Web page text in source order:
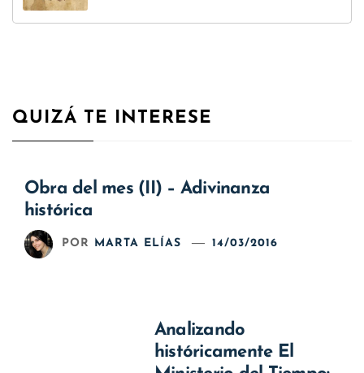
QUIZÁ TE INTERESE
Obra del mes (II) – Adivinanza
histórica
POR MARTA ELÍAS 14/03/2016
Analizando
históricamente El